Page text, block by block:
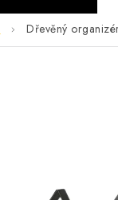
Dřevěný